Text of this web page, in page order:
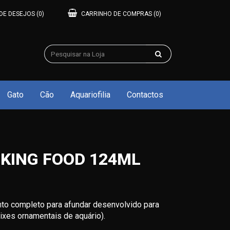
DESEJOS (0) CARRINHO DE COMPRAS (0)
Gato Cão Aquariofilia Contactos
FOOD 124ML
completo para afundar desenvolvido para
ornamentais de aquário).